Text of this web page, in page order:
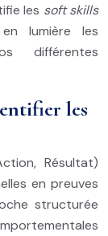
les soft skills
lumière les
différentes
les
Résultat)
en preuves
structurée